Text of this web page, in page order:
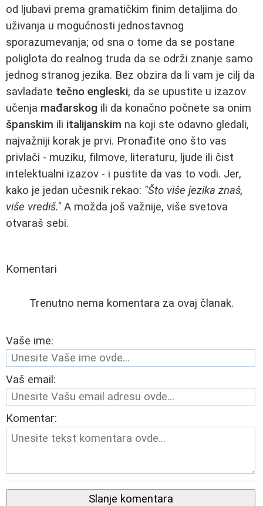
od ljubavi prema gramatičkim finim detaljima do
uživanja u mogućnosti jednostavnog
sporazumevanja; od sna o tome da se postane
poliglota do realnog truda da se održi znanje samo
jednog stranog jezika. Bez obzira da li vam je cilj da
savladate tečno engleski, da se upustite u izazov
učenja mađarskog ili da konačno počnete sa onim
španskim ili italijanskim na koji ste odavno gledali,
najvažniji korak je prvi. Pronađite ono što vas
privlači - muziku, filmove, literaturu, ljude ili čist
intelektualni izazov - i pustite da vas to vodi. Jer,
kako je jedan učesnik rekao: "Što više jezika znaš,
više vrediš." A možda još važnije, više svetova
otvaraš sebi.
Komentari
Trenutno nema komentara za ovaj članak.
Vaše ime:
Vaš email:
Komentar:
Slanje komentara